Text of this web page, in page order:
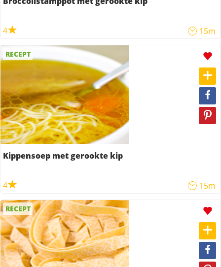
4 15m
RECEPT
Kippensoep met gerookte kip
4 15m
RECEPT